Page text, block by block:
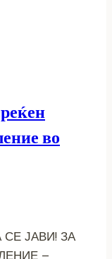
во
ЈАВИ! ЗА
–